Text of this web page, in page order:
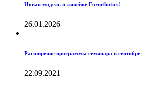
Новая модель в линейке Formthotics!
26.01.2026
Расширение программы семинара в сентябре
22.09.2021